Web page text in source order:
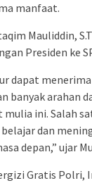
manfaat.
Mauliddin,
Presiden ke
dapat
banyak arahan
ini. Salah
dan
depan,” ujar
Gratis Polri,